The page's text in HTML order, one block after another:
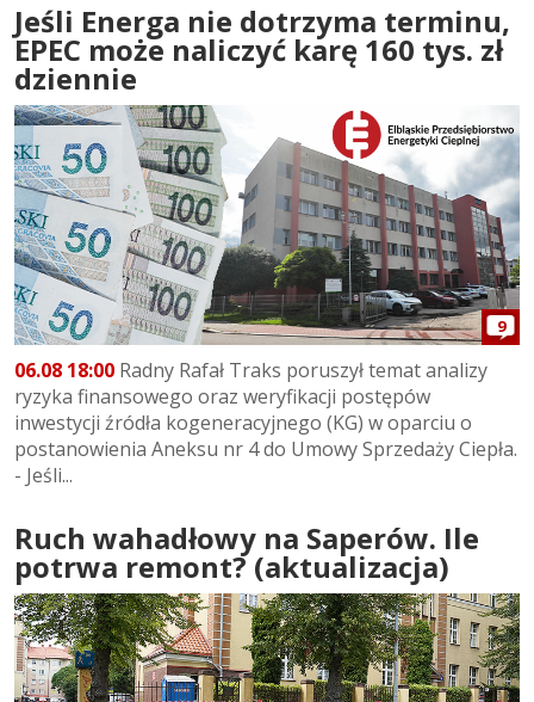
Jeśli Energa nie dotrzyma terminu,
EPEC może naliczyć karę 160 tys. zł
dziennie
9
06.08 18:00 Radny Rafał Traks poruszył temat analizy
ryzyka finansowego oraz weryfikacji postępów
inwestycji źródła kogeneracyjnego (KG) w oparciu o
postanowienia Aneksu nr 4 do Umowy Sprzedaży Ciepła.
- Jeśli...
Ruch wahadłowy na Saperów. Ile
potrwa remont? (aktualizacja)